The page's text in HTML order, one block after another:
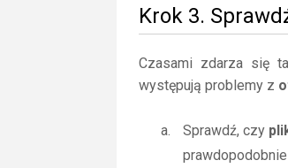
Krok 3.
Czasami zdarza się
występują problemy z
Sprawdź, czy